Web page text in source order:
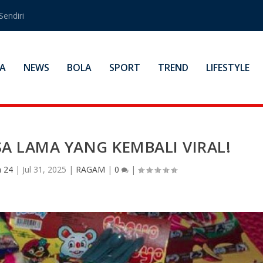
NEWS BOLA SPORT TREND LIFESTYLE
LAMA YANG KEMBALI VIRAL!
24 | Jul 31, 2025 | RAGAM |0 |